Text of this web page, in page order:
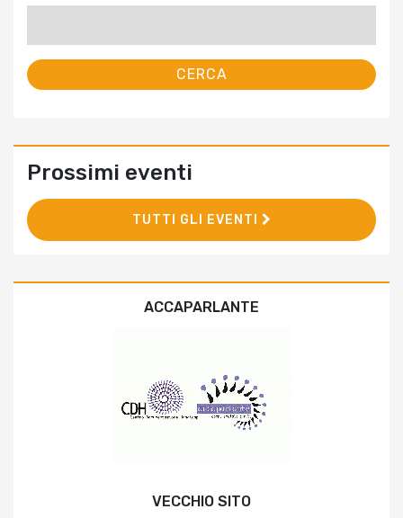
Prossimi eventi
TUTTI GLI EVENTI
ACCAPARLANTE
VECCHIO SITO